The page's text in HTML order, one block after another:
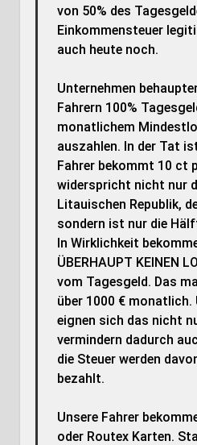
von 50% des
Einkommensteuer
auch heute noch.
Unternehmen
Fahrern 100%
monatlichem
auszahlen. In der Tat
Fahrer bekommt 10 ct
widerspricht nicht nur
Litauischen Republik,
sondern ist nur die
In Wirklichkeit
ÜBERHAUPT KEINEN
vom Tagesgeld. Das
über 1000 € monatlich.
eignen sich das nicht
vermindern dadurch
die Steuer werden
bezahlt.
Unsere Fahrer
oder Routex Karten.